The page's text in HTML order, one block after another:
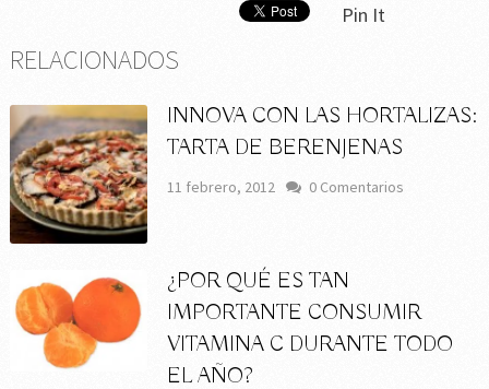
Pin It
RELACIONADOS
INNOVA CON LAS HORTALIZAS:
TARTA DE BERENJENAS
11 febrero, 2012 0 Comentarios
¿POR QUÉ ES TAN
IMPORTANTE CONSUMIR
VITAMINA C DURANTE TODO
EL AÑO?